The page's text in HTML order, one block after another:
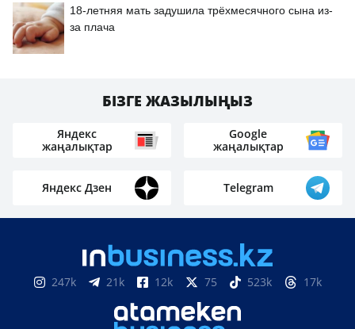
18-летняя мать задушила трёхмесячного сына из-
за плача
БІЗГЕ ЖАЗЫЛЫҢЫЗ
Яндекс
жаңалықтар
Google
жаңалықтар
Яндекс Дзен Telegram
247k 21k 12k 75 523k 17k